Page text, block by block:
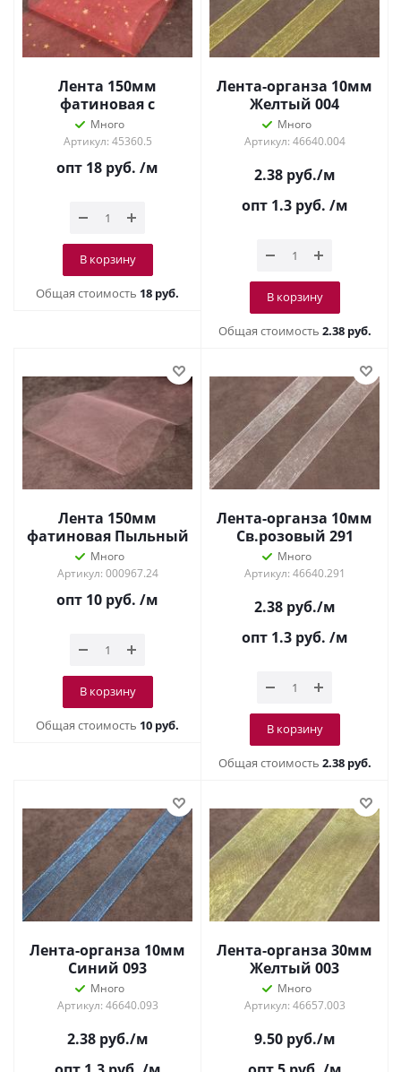
Лента 150мм
фатиновая с
рисунком
Коралловый
Много
Артикул: 45360.5
опт 18 руб. /м
В корзину
Общая стоимость 18 руб.
Лента-органза 10мм
Желтый 004
Много
Артикул: 46640.004
2.38руб./м
опт 1.3 руб. /м
В корзину
Общая стоимость 2.38 руб.
Лента 150мм
фатиновая Пыльный
розовый
Много
Артикул: 000967.24
опт 10 руб. /м
В корзину
Общая стоимость 10 руб.
Лента-органза 10мм
Св.розовый 291
Много
Артикул: 46640.291
2.38руб./м
опт 1.3 руб. /м
В корзину
Общая стоимость 2.38 руб.
Лента-органза 10мм
Синий 093
Много
Артикул: 46640.093
2.38руб./м
Лента-органза 30мм
Желтый 003
Много
Артикул: 46657.003
9.50руб./м